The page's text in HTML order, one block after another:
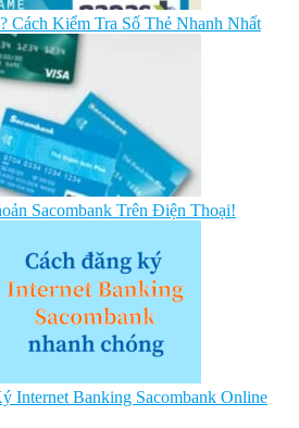
Cách Kiểm Tra Số Thẻ Nhanh Nhất
Sacombank Trên Điện Thoại!
Internet Banking Sacombank Online